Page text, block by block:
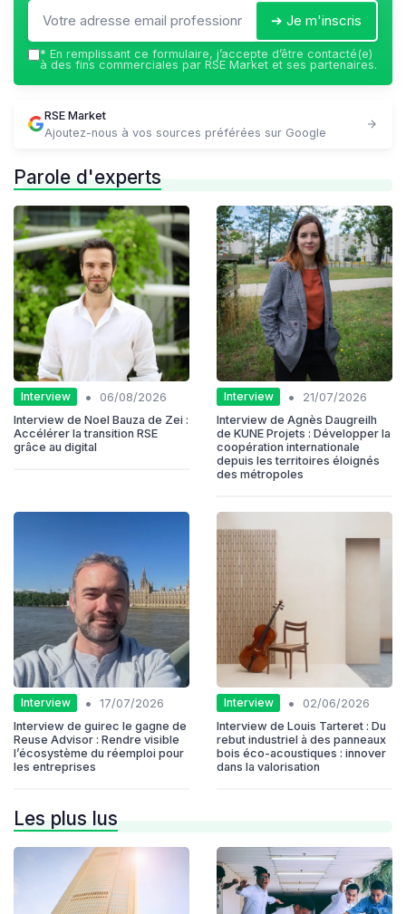
➔ Je m'inscris
* En remplissant ce formulaire, j’accepte d’être contacté(e)
à des fins commerciales par RSE Market et ses partenaires.
RSE Market
Ajoutez-nous à vos sources préférées sur Google
Parole d'experts
Interview •
06/08/2026
Interview de Noel Bauza de Zei :
Accélérer la transition RSE
grâce au digital
Interview •
21/07/2026
Interview de Agnès Daugreilh
de KUNE Projets : Développer la
coopération internationale
depuis les territoires éloignés
des métropoles
Interview •
17/07/2026
Interview de guirec le gagne de
Reuse Advisor : Rendre visible
l’écosystème du réemploi pour
les entreprises
Interview •
02/06/2026
Interview de Louis Tarteret : Du
rebut industriel à des panneaux
bois éco-acoustiques : innover
dans la valorisation
Les plus lus